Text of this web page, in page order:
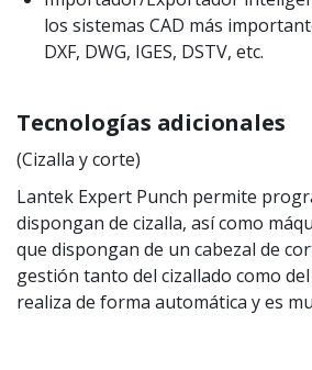
los sistemas CAD más
DXF, DWG, IGES, DSTV, etc.
Tecnologías adicionales
(Cizalla y corte)
Lantek Expert Punch permite
dispongan de cizalla, así como
que dispongan de un cabezal de
gestión tanto del cizallado como
realiza de forma automática y es